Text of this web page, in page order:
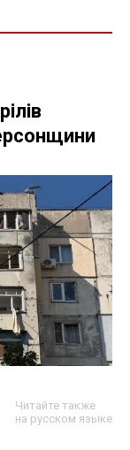
Читайте также
на русском языке